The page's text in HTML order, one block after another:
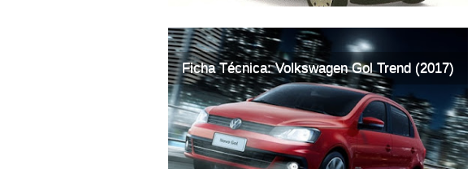
Ficha Técnica: Volkswagen Gol Trend (2017)